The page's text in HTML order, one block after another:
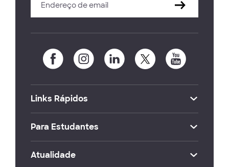
Links Rápidos
Para Estudantes
Atualidade